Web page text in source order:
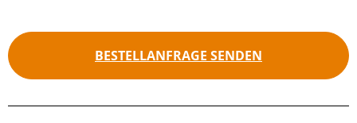
BESTELLANFRAGE SENDEN